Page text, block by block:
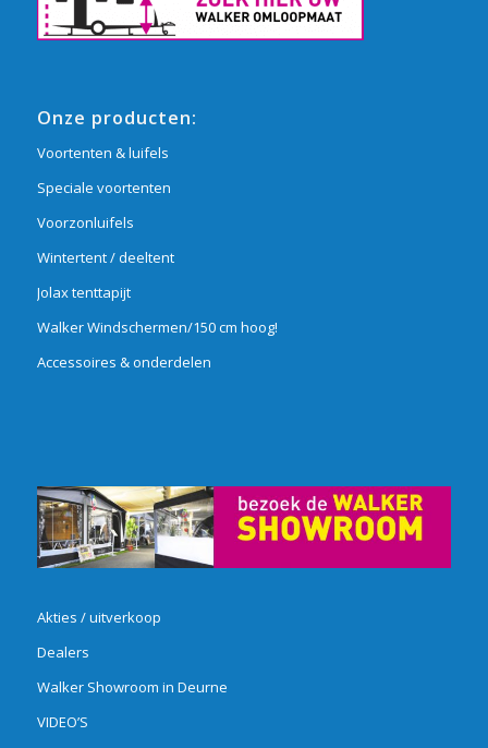
Onze producten:
Voortenten & luifels
Speciale voortenten
Voorzonluifels
Wintertent / deeltent
Jolax tenttapijt
Walker Windschermen/150 cm hoog!
Accessoires & onderdelen
Akties / uitverkoop
Dealers
Walker Showroom in Deurne
VIDEO’S